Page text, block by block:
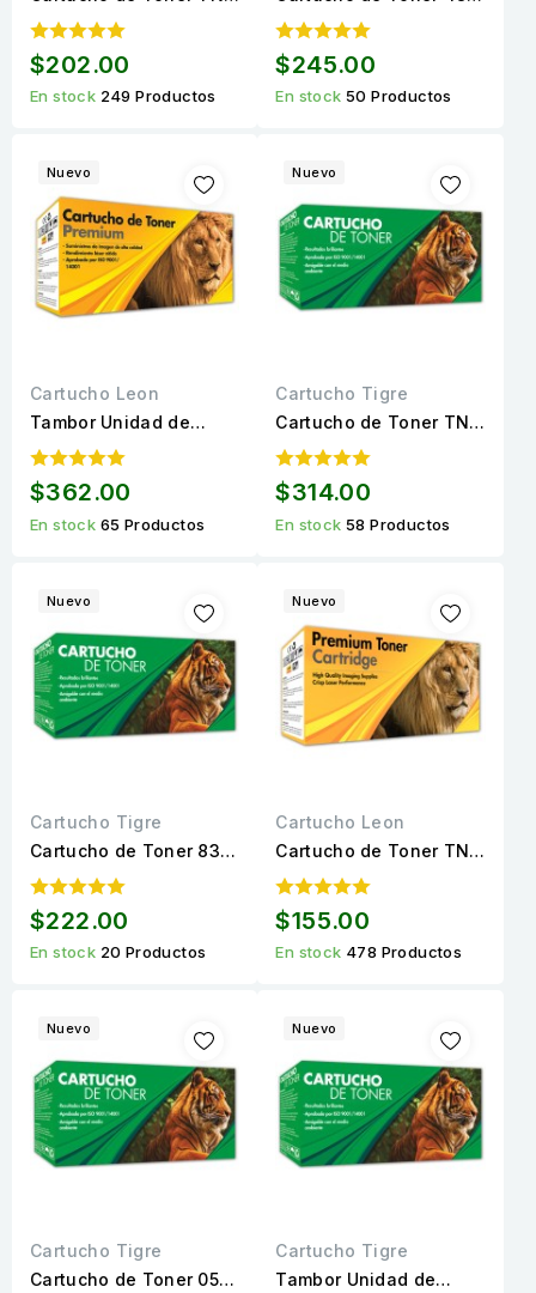
660 Negro Compatible
2,600 páginas.
$202.00
En stock 249 Productos
(CF248A) Negro
Estándar para 1000
páginas.
$245.00
En stock50 Productos
Nuevo
Cartucho Leon
Tambor Unidad de
Imagen DR-820
Compatible Calidad
Premium para 30,000
páginas.
$362.00
En stock 65 Productos
Nuevo
Cartucho Tigre
Cartucho de Toner TN-
850 Negro Compatible
Calidad Estándar de
Alto rendimiento para
8,000...
$314.00
En stock58 Productos
Nuevo
Cartucho Tigre
Cartucho de Toner 83A
(CF283A) Negro
Estándar para 1,500
páginas.
$222.00
En stock 20 Productos
Nuevo
Cartucho Leon
Cartucho de Toner TN-
1060 Negro Compatible
1,000 páginas.
$155.00
En stock 478 Productos
Nuevo
Cartucho Tigre
Cartucho de Toner 05A
Nuevo
Cartucho Tigre
Tambor Unidad de